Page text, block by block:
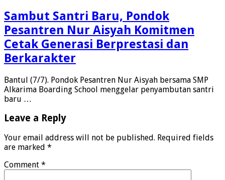
Sambut Santri Baru, Pondok
Pesantren Nur Aisyah Komitmen
Cetak Generasi Berprestasi dan
Berkarakter
Bantul (7/7). Pondok Pesantren Nur Aisyah bersama SMP
Alkarima Boarding School menggelar penyambutan santri
baru …
Leave a Reply
Your email address will not be published. Required fields
are marked *
Comment *